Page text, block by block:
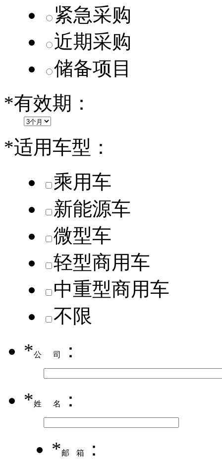
紧急采购
近期采购
储备项目
*有效期：
*适用车型：
乘用车
新能源车
微型车
轻型商用车
中重型商用车
不限
*公司 ：
*姓名 ：
*邮箱 ：